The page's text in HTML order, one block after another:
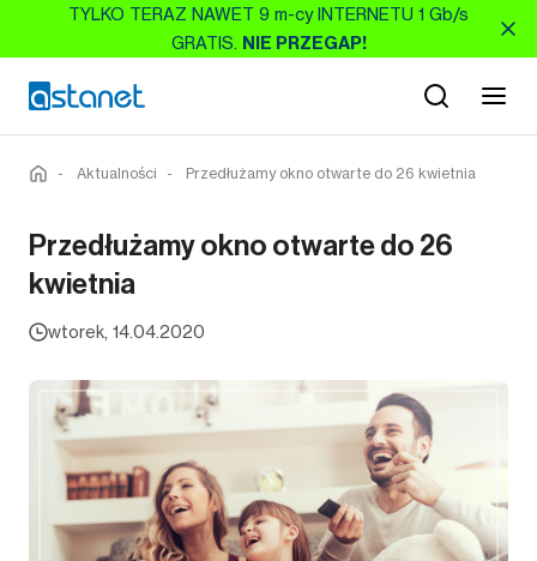
TYLKO TERAZ NAWET 9 m-cy INTERNETU 1 Gb/s
GRATIS. NIE PRZEGAP!
- Aktualności - Przedłużamy okno otwarte do 26 kwietnia
Przedłużamy okno otwarte do 26
kwietnia
wtorek, 14.04.2020